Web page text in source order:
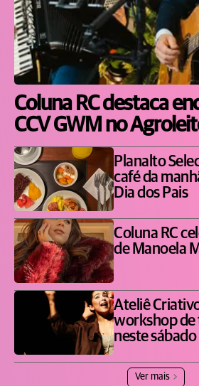
Coluna RC destaca
CCV GWM no
Planalto
café da
Dia dos Pais
Coluna RC
de Manoela
Ateliê
workshop de
neste sábado
Ver mais